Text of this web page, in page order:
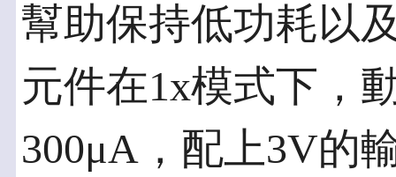
幫助保持低功耗以
元件在1x模式下，
300μA，配上3V的